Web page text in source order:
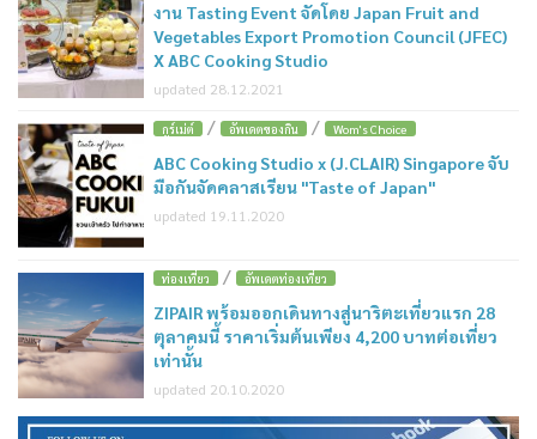
งาน Tasting Event จัดโดย Japan Fruit and
Vegetables Export Promotion Council (JFEC)
X ABC Cooking Studio
updated 28.12.2021
กูร์เม่ต์ / อัพเดตของกิน / Wom's Choice
ABC Cooking Studio x (J.CLAIR) Singapore จับ
มือกันจัดคลาสเรียน "Taste of Japan"
updated 19.11.2020
ท่องเที่ยว / อัพเดตท่องเที่ยว
ZIPAIR พร้อมออกเดินทางสู่นาริตะเที่ยวแรก 28
ตุลาคมนี้ ราคาเริ่มต้นเพียง 4,200 บาทต่อเที่ยว
เท่านั้น
updated 20.10.2020